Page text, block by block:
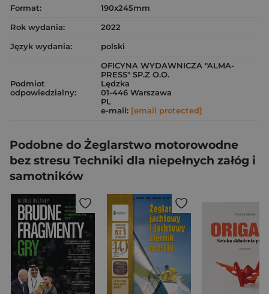
Format:
190x245mm
Rok wydania:
2022
Język wydania:
polski
Podmiot
odpowiedzialny:
OFICYNA WYDAWNICZA "ALMA-
PRESS" SP.Z O.O.
Lędzka
01-446 Warszawa
PL
e-mail: [email protected]
Podobne do Żeglarstwo motorowodne
bez stresu Techniki dla niepełnych załóg i
samotników